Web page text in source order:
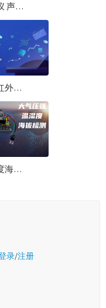
超声波测距仪 声波雷达测距报警 上下限设置自动控制 扩展板使用资料
迷你版人体红外传感器免编程实验教程
大气压强温度海拔检测显示阈值控制Pico-RP2040使用Python编程实战开发教程
录/注册